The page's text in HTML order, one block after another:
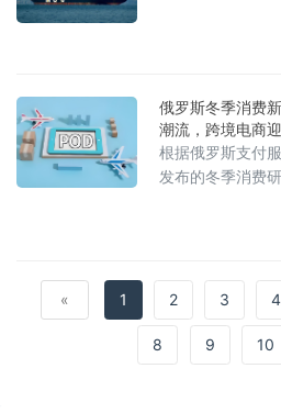
达到75亿欧元，
年将业务拓展至
西班牙五个新市
配送服务的占比
类，新增图书
俄罗斯冬季消费
潮流，跨境电商
根据俄罗斯支付
发布的冬季消费
现了显著变化。
长了31%，交易
动营养品的支出
倍，交易笔数几
时，医疗机构的营
« 1 2 3 4
8 9 10